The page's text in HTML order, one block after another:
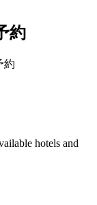
約
約
hotels and